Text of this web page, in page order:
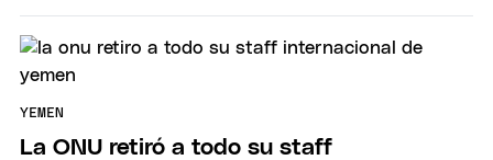
YEMEN
La ONU retiró a todo su staff